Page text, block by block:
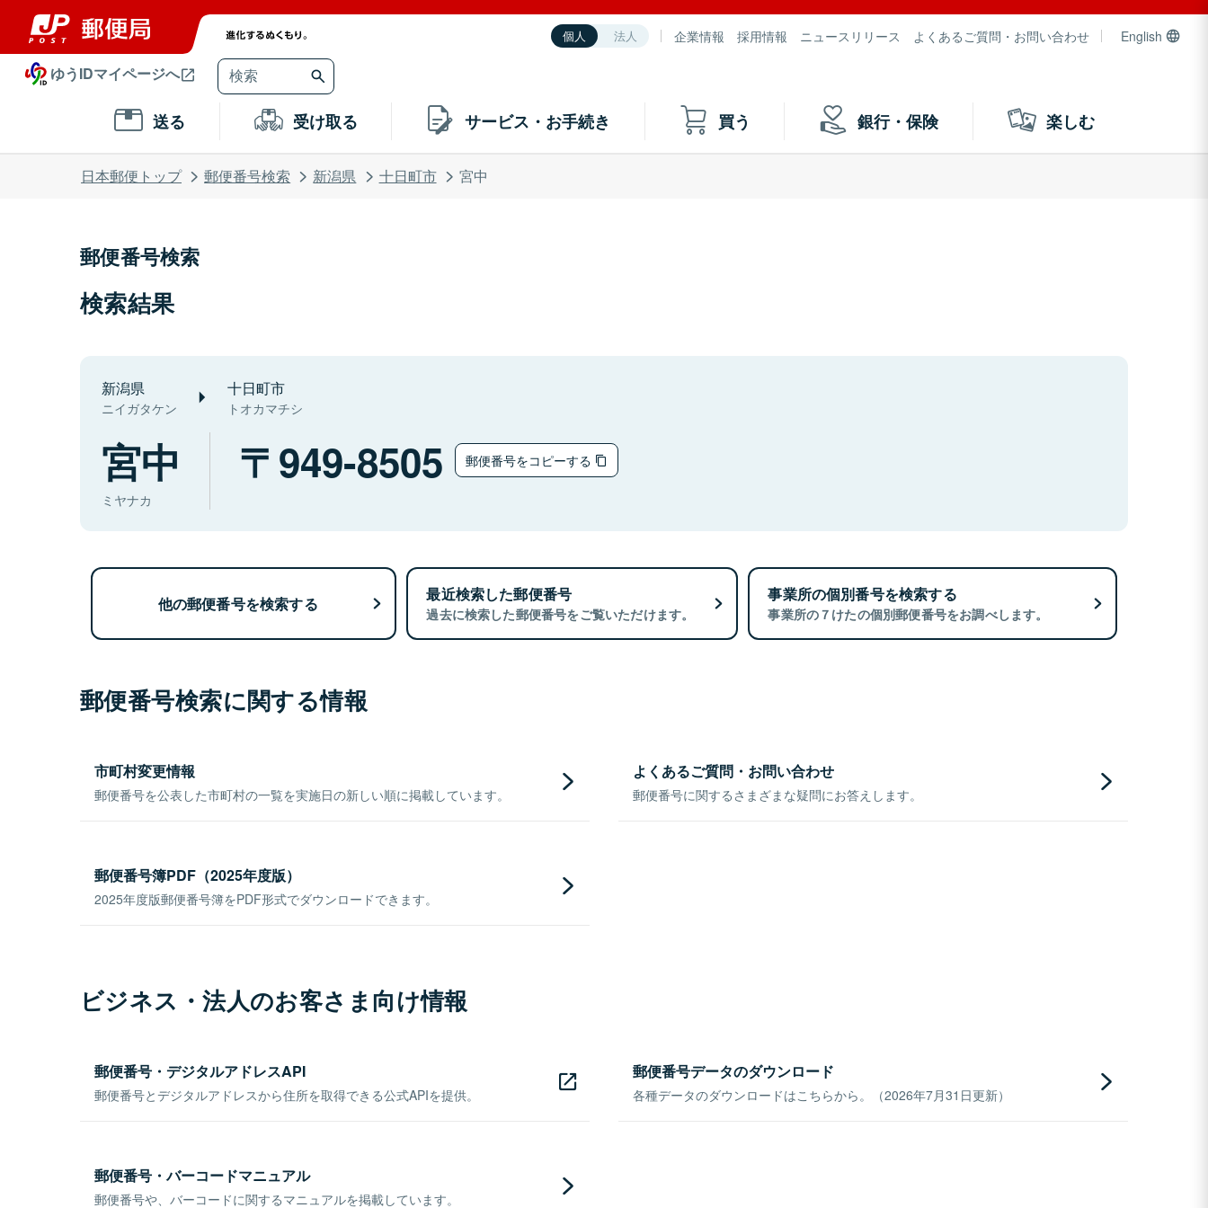
個人 法人 企業情報 採用情報 ニュースリリース よくあるご質問・お問い合わせ English
ゆうIDマイページへ
送る 受け取る サービス・お手続き 買う 銀行・保険 楽しむ
日本郵便トップ 郵便番号検索 新潟県 十日町市 宮中
郵便番号検索
検索結果
新潟県
ニイガタケン
十日町市
トオカマチシ
宮中
ミヤナカ
949-8505 郵便番号をコピーする
他の郵便番号を検索する 最近検索した郵便番号
過去に検索した郵便番号をご覧いただけます。
事業所の個別番号を検索する
事業所の７けたの個別郵便番号をお調べします。
郵便番号検索に関する情報
市町村変更情報
郵便番号を公表した市町村の一覧を実施日の新しい順に掲載しています。
よくあるご質問・お問い合わせ
郵便番号に関するさまざまな疑問にお答えします。
郵便番号簿PDF（2025年度版）
2025年度版郵便番号簿をPDF形式でダウンロードできます。
ビジネス・法人のお客さま向け情報
郵便番号・デジタルアドレスAPI
郵便番号とデジタルアドレスから住所を取得できる公式APIを提供。
郵便番号データのダウンロード
各種データのダウンロードはこちらから。（2026年7月31日更新）
郵便番号・バーコードマニュアル
郵便番号や、バーコードに関するマニュアルを掲載しています。